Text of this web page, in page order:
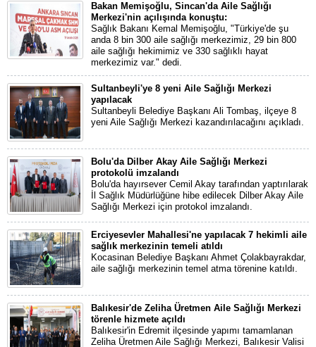
Bakan Memişoğlu, Sincan'da Aile Sağlığı
Merkezi'nin açılışında konuştu:
Sağlık Bakanı Kemal Memişoğlu, "Türkiye'de şu
anda 8 bin 300 aile sağlığı merkezimiz, 29 bin 800
aile sağlığı hekimimiz ve 330 sağlıklı hayat
merkezimiz var." dedi.
Sultanbeyli'ye 8 yeni Aile Sağlığı Merkezi
yapılacak
Sultanbeyli Belediye Başkanı Ali Tombaş, ilçeye 8
yeni Aile Sağlığı Merkezi kazandırılacağını açıkladı.
Bolu'da Dilber Akay Aile Sağlığı Merkezi
protokolü imzalandı
Bolu'da hayırsever Cemil Akay tarafından yaptırılarak
İl Sağlık Müdürlüğüne hibe edilecek Dilber Akay Aile
Sağlığı Merkezi için protokol imzalandı.
Erciyesevler Mahallesi'ne yapılacak 7 hekimli aile
sağlık merkezinin temeli atıldı
Kocasinan Belediye Başkanı Ahmet Çolakbayrakdar,
aile sağlığı merkezinin temel atma törenine katıldı.
Balıkesir'de Zeliha Üretmen Aile Sağlığı Merkezi
törenle hizmete açıldı
Balıkesir'in Edremit ilçesinde yapımı tamamlanan
Zeliha Üretmen Aile Sağlığı Merkezi, Balıkesir Valisi